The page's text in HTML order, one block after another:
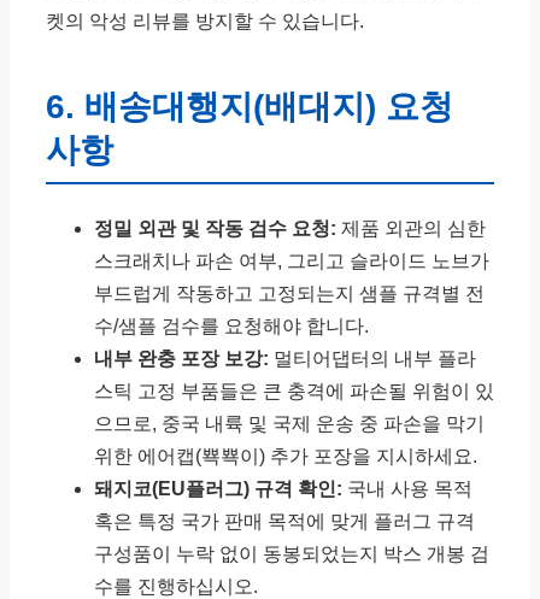
켓의 악성 리뷰를 방지할 수 있습니다.
6. 배송대행지(배대지) 요청
사항
정밀 외관 및 작동 검수 요청: 제품 외관의 심한
스크래치나 파손 여부, 그리고 슬라이드 노브가
부드럽게 작동하고 고정되는지 샘플 규격별 전
수/샘플 검수를 요청해야 합니다.
내부 완충 포장 보강: 멀티어댑터의 내부 플라
스틱 고정 부품들은 큰 충격에 파손될 위험이 있
으므로, 중국 내륙 및 국제 운송 중 파손을 막기
위한 에어캡(뾱뾱이) 추가 포장을 지시하세요.
돼지코(EU플러그) 규격 확인: 국내 사용 목적
혹은 특정 국가 판매 목적에 맞게 플러그 규격
구성품이 누락 없이 동봉되었는지 박스 개봉 검
수를 진행하십시오.